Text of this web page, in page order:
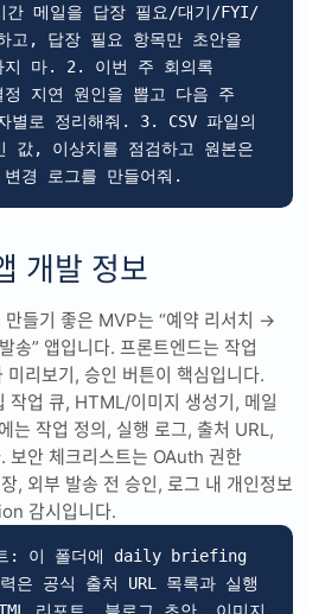
메일을 답장 필요/대기/FYI/
고, 답장 필요 항목만 초안을
지 마. 2. 이번 주 회의록
정 지연 원인을 뽑고 다음 주
별로 정리해줘. 3. CSV 파일의
값, 이상치를 점검하고 원본은
경 로그를 만들어줘.
개발 정보
만들기 좋은 MVP는 “예약 리서치 →
송” 앱입니다. 프론트엔드는 작업
미리보기, 승인 버튼이 핵심입니다.
작업 큐, HTML/이미지 생성기, 메일
는 작업 정의, 실행 로그, 출처 URL,
보안 체크리스트는 OAuth 권한
, 외부 발송 전 승인, 로그 내 개인정보
감시입니다.
트: 이 폴더에 daily briefing
은 공식 출처 URL 목록과 실행